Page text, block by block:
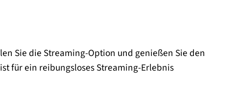
Sie die Streaming-Option und genießen Sie den
für ein reibungsloses Streaming-Erlebnis